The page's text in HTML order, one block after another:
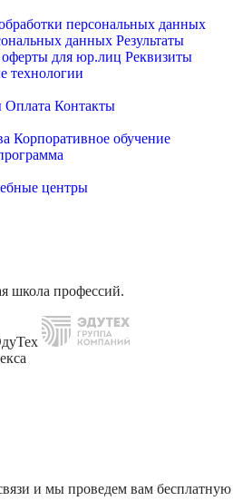
персональных данных
данных Результаты
для юр.лиц Реквизиты
технологии
Оплата Контакты
Корпоративное обучение
центры
школа профессий.
и мы проведем вам бесплатную